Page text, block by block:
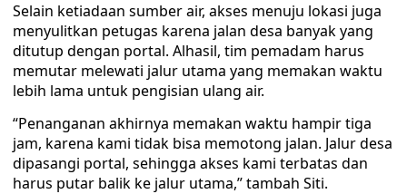
Selain ketiadaan sumber air, akses menuju lokasi juga
menyulitkan petugas karena jalan desa banyak yang
ditutup dengan portal. Alhasil, tim pemadam harus
memutar melewati jalur utama yang memakan waktu
lebih lama untuk pengisian ulang air.
“Penanganan akhirnya memakan waktu hampir tiga
jam, karena kami tidak bisa memotong jalan. Jalur desa
dipasangi portal, sehingga akses kami terbatas dan
harus putar balik ke jalur utama,” tambah Siti.